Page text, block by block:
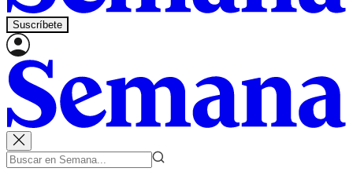
Suscríbete